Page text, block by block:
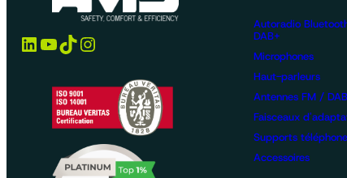
LinkedIn YouTube TikTok Instagram
Autoradio
DAB+
Microphones
Haut-parleurs
Antennes FM /
Faisceaux
Supports téléphone
Accessoires